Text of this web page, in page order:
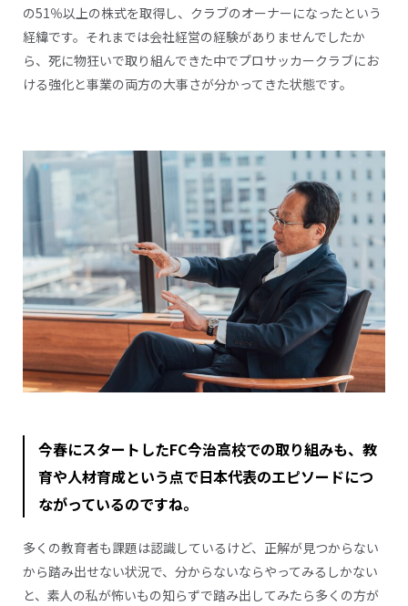
の51％以上の株式を取得し、クラブのオーナーになったという
経緯です。それまでは会社経営の経験がありませんでしたか
ら、死に物狂いで取り組んできた中でプロサッカークラブにお
ける強化と事業の両方の大事さが分かってきた状態です。
今春にスタートしたFC今治高校での取り組みも、教
育や人材育成という点で日本代表のエピソードにつ
ながっているのですね。
多くの教育者も課題は認識しているけど、正解が見つからない
から踏み出せない状況で、分からないならやってみるしかない
と、素人の私が怖いもの知らずで踏み出してみたら多くの方が